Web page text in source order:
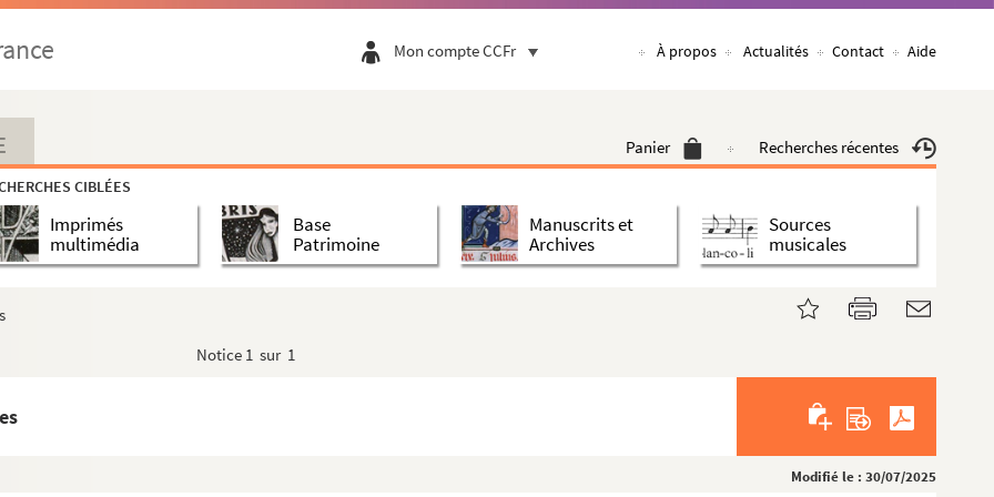
Mon compte CCFr À propos Actualités Contact Aide
Panier Recherches récentes
CIBLÉES
Imprimés
multimédia
Base
Patrimoine
Manuscrits et
Archives
Sources
musicales
Notice 1 sur 1
Modifié le : 30/07/2025
(compositeur)